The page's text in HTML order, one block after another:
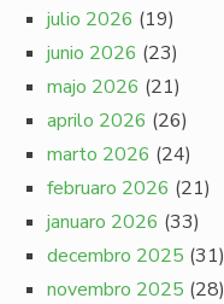
julio 2026 (19)
junio 2026 (23)
majo 2026 (21)
aprilo 2026 (26)
marto 2026 (24)
februaro 2026 (21)
januaro 2026 (33)
decembro 2025 (31)
novembro 2025 (28)